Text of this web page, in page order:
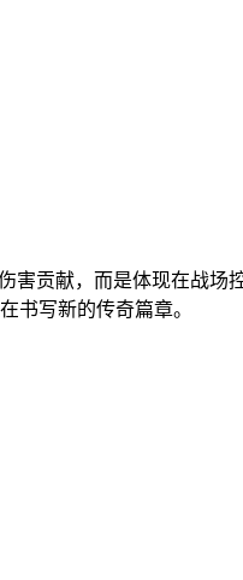
贡献，而是体现在战场
书写新的传奇篇章。